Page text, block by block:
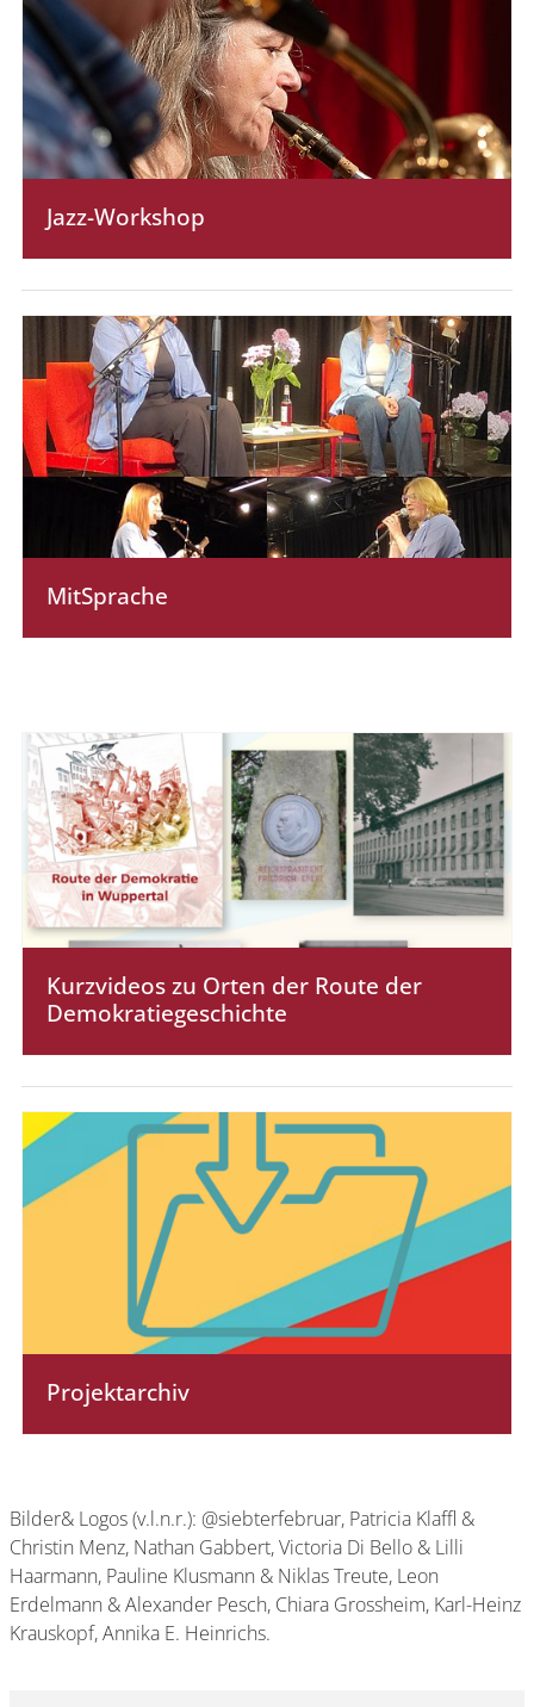
Jazz-Workshop
MitSprache
Kurzvideos zu Orten der Route der
Demokratiegeschichte
Projektarchiv
Bilder& Logos (v.l.n.r.): @siebterfebruar, Patricia Klaffl &
Christin Menz, Nathan Gabbert, Victoria Di Bello & Lilli
Haarmann, Pauline Klusmann & Niklas Treute, Leon
Erdelmann & Alexander Pesch, Chiara Grossheim, Karl-Heinz
Krauskopf, Annika E. Heinrichs.